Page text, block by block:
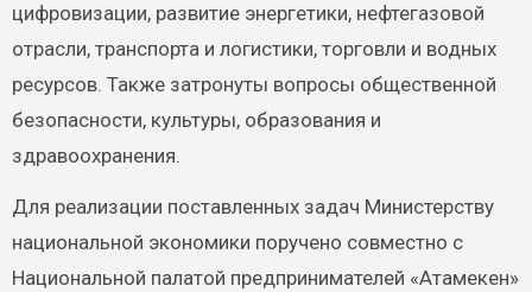
цифровизации, развитие энергетики, нефтегазовой
отрасли, транспорта и логистики, торговли и водных
ресурсов. Также затронуты вопросы общественной
безопасности, культуры, образования и
здравоохранения.
Для реализации поставленных задач Министерству
национальной экономики поручено совместно с
Национальной палатой предпринимателей «Атамекен»